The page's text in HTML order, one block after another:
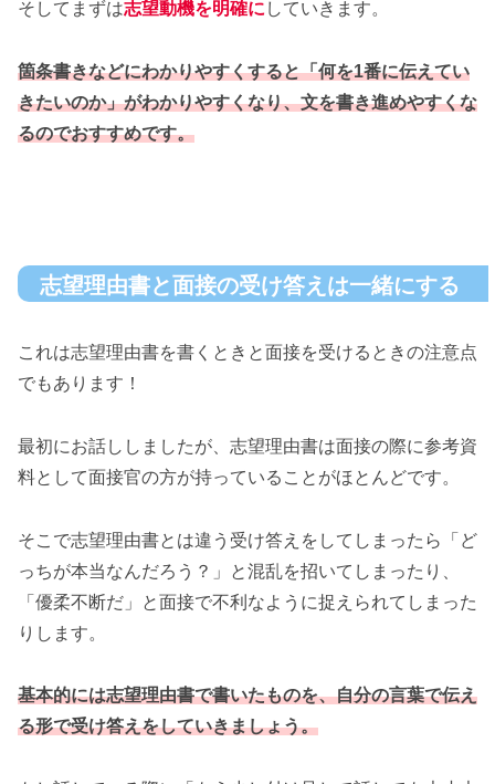
そしてまずは志望動機を明確に していきます。
箇条書きなどにわかりやすくすると「何を1番に伝えてい
きたいのか」がわかりやすくなり、文を書き進めやすくな
るのでおすすめです。
志望理由書と面接の受け答えは一緒にする
これは志望理由書を書くときと面接を受けるときの注意点
でもあります！
最初にお話ししましたが、志望理由書は面接の際に参考資
料として面接官の方が持っていることがほとんどです。
そこで志望理由書とは違う受け答えをしてしまったら「ど
っちが本当なんだろう？」と混乱を招いてしまったり、
「優柔不断だ」と面接で不利なように捉えられてしまった
りします。
基本的には志望理由書で書いたものを、自分の言葉で伝え
る形で受け答えをしていきましょう。